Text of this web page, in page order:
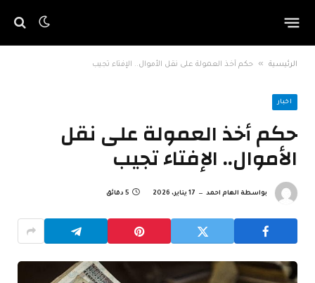
الرئيسية » حكم أخذ العمولة على نقل الأموال.. الإفتاء تجيب
اخبار
حكم أخذ العمولة على نقل
الأموال.. الإفتاء تجيب
بواسطة الهام احمد 17 يناير، 2026 5 دقائق